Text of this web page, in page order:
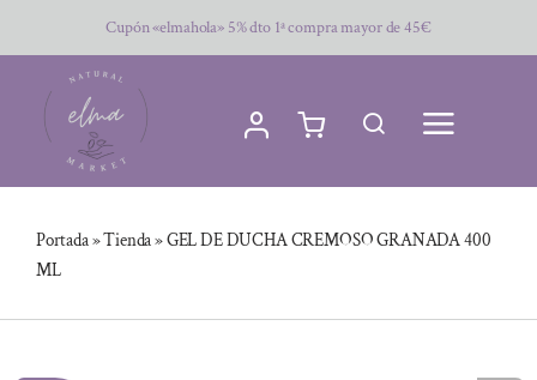
al
contenido
Cupón «elmahola» 5% dto 1ª compra mayor de 45€
Portada»Tienda»GEL DE DUCHA CREMOSO GRANADA 400
ML